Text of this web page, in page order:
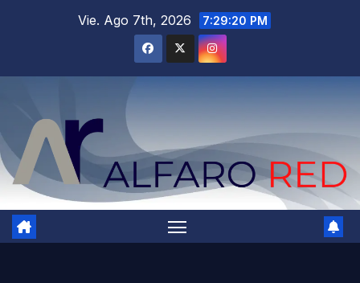
Vie. Ago 7th, 2026 7:29:21 PM